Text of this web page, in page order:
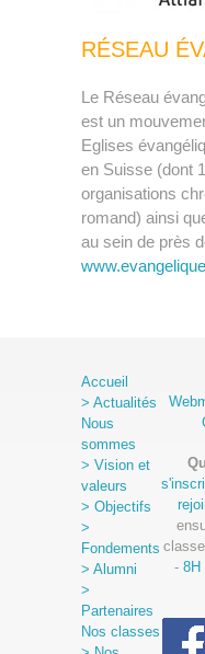
RÉSEAU
Le Réseau
est un
Eglises
en Suisse (dont
organisations
romand) ainsi
au sein de près
Accueil
> Actualités
Nous
sommes
> Vision et
valeurs
> Objectifs
>
Fondements
> Alumni
>
Partenaires
Nos classes
classe
- 8H